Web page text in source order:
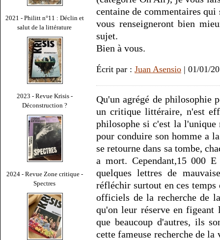
2021 - Philitt n°11 : Déclin et
salut de la littérature
2023 - Revue Krisis -
Déconstruction ?
2024 - Revue Zone critique -
Spectres
centaine de commentaires
vous renseigneront bien
sujet.
Bien à vous.
Écrit par : Juan Asensio | 01/01/
Qu'un agrégé de philosophie
un critique littéraire, n'est
philosophe si c'est la l'unique
pour conduire son homme a
se retourne dans sa tombe,
a mort. Cependant,15 000
quelques lettres de
réfléchir surtout en ces
officiels de la recherche de
qu'on leur réserve en figeant
que beaucoup d'autres, ils
cette fameuse recherche de